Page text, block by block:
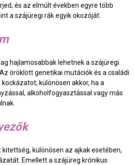
és az elmúlt években egyre több
a szájüregi rák egyik okozóját.
hajlamosabbak lehetnek a szájüregi
öröklött genetikai mutációk és a családi
különösen akkor, ha a
alkoholfogyasztással vagy más
különösen az ajkak esetében,
Emellett a szájüreg krónikus